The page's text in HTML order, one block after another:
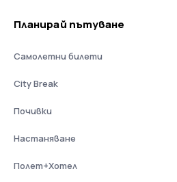
Планирай пътуване
Самолетни билети
City Break
Почивки
Настаняване
Полет+Хотел